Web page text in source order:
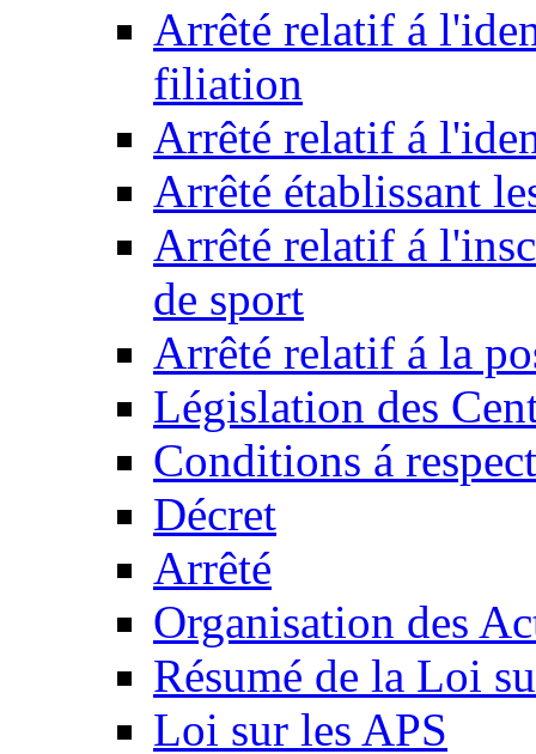
Arrêté relatif á
filiation
Arrêté relatif á
Arrêté établissant
Arrêté relatif á
de sport
Arrêté relatif á la
Législation des
Conditions á
Décret
Arrêté
Organisation des
Résumé de la Loi
Loi sur les APS